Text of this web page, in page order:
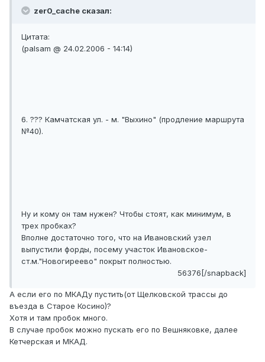
zer0_cache сказал:
Цитата:
(palsam @ 24.02.2006 - 14:14)
6. ??? Камчатская ул. - м. "Выхино" (продление маршрута
№40).
Ну и кому он там нужен? Чтобы стоят, как минимум, в
трех пробках?
Вполне достаточно того, что на Ивановский узел
выпустили форды, посему участок Ивановское-
ст.м."Новогиреево" покрыт полностью.
56376[/snapback]
А если его по МКАДу пустить(от Щелковской трассы до
въезда в Старое Косино)?
Хотя и там пробок много.
В случае пробок можно пускать его по Вешняковке, далее
Кетчерская и МКАД.